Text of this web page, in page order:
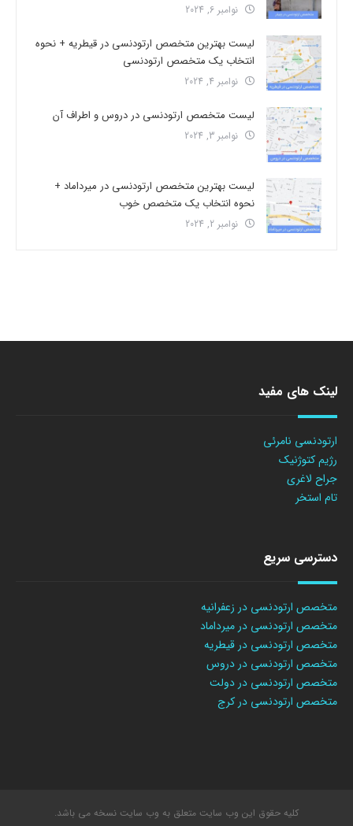
نوامبر 6, 2024
لیست بهترین متخصص ارتودنسی در قیطریه + نحوه
انتخاب یک متخصص ارتودنسی
نوامبر 4, 2024
لیست متخصص ارتودنسی در دروس و اطراف آن
نوامبر 3, 2024
لیست بهترین متخصص ارتودنسی در میرداماد +
نحوه انتخاب یک متخصص خوب
نوامبر 2, 2024
لینک های مفید
ارتودنسی نامرئی
رژیم کتوژنیک
جراح لاغری
تام استخر
دسترسی سریع
متخصص ارتودنسی در زعفرانیه
متخصص ارتودنسی در میرداماد
متخصص ارتودنسی در قیطریه
متخصص ارتودنسی در دروس
متخصص ارتودنسی در دولت
متخصص ارتودنسی در کرج
کلیه حقوق این وب سایت متعلق به وب سایت نسخه می باشد.